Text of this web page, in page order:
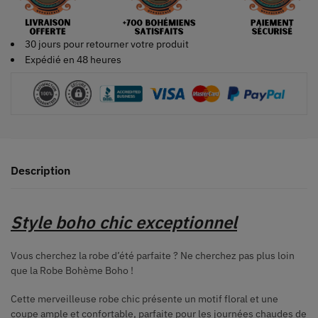
30 jours pour retourner votre produit
Expédié en 48 heures
Description
Style boho chic exceptionnel
Vous cherchez la robe d’été parfaite ? Ne cherchez pas plus loin
que la Robe Bohème Boho !
Cette merveilleuse robe chic présente un motif floral et une
coupe ample et confortable, parfaite pour les journées chaudes de